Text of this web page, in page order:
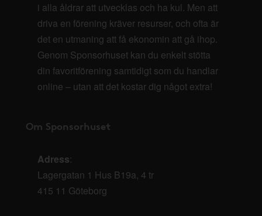
i alla åldrar att utvecklas och ha kul. Men att
driva en förening kräver resurser, och ofta är
det en utmaning att få ekonomin att gå ihop.
Genom Sponsorhuset kan du enkelt stötta
din favoritförening samtidigt som du handlar
online – utan att det kostar dig något extra!
Om Sponsorhuset
Adress:
Lagergatan 1 Hus B19a, 4 tr
415 11 Göteborg